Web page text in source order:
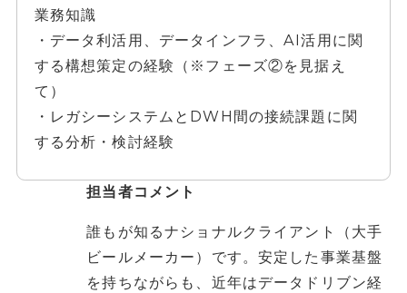
業務知識
・データ利活用、データインフラ、AI活用に関
する構想策定の経験（※フェーズ②を見据え
て）
・レガシーシステムとDWH間の接続課題に関
する分析・検討経験
担当者コメント
誰もが知るナショナルクライアント（大手
ビールメーカー）です。安定した事業基盤
を持ちながらも、近年はデータドリブン経